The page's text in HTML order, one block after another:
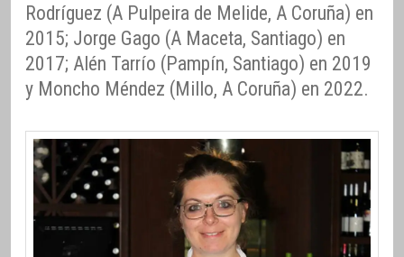
Rodríguez (A Pulpeira de Melide, A Coruña) en
2015; Jorge Gago (A Maceta, Santiago) en
2017; Alén Tarrío (Pampín, Santiago) en 2019
y Moncho Méndez (Millo, A Coruña) en 2022.